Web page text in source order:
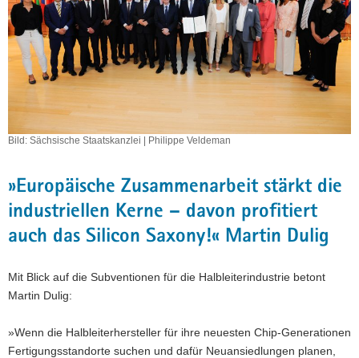
Bild: Sächsische Staatskanzlei | Philippe Veldeman
»Europäische Zusammenarbeit stärkt die
industriellen Kerne – davon profitiert
auch das Silicon Saxony!« Martin Dulig
Mit Blick auf die Subventionen für die Halbleiterindustrie betont
Martin Dulig:
»Wenn die Halbleiterhersteller für ihre neuesten Chip-Generationen
Fertigungsstandorte suchen und dafür Neuansiedlungen planen,